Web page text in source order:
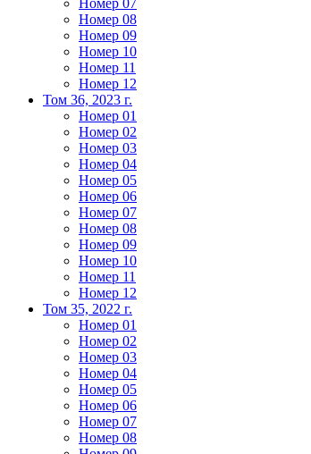
Номер 07
Номер 08
Номер 09
Номер 10
Номер 11
Номер 12
Том 36, 2023 г.
Номер 01
Номер 02
Номер 03
Номер 04
Номер 05
Номер 06
Номер 07
Номер 08
Номер 09
Номер 10
Номер 11
Номер 12
Том 35, 2022 г.
Номер 01
Номер 02
Номер 03
Номер 04
Номер 05
Номер 06
Номер 07
Номер 08